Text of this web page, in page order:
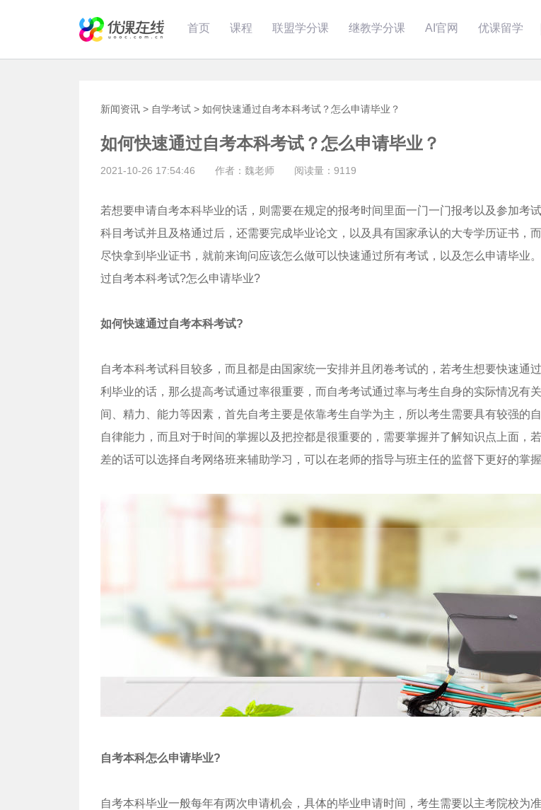
首页 课程 联盟学分课 继教学分课 AI官网 优课留学
新闻资讯 > 自学考试 > 如何快速通过自考本科考试？怎么申请毕业？
如何快速通过自考本科考试？怎么申请毕业？
2021-10-26 17:54:46 作者：魏老师 阅读量：9119
若想要申请自考本科毕业的话，则需要在规定的报考时间里面一门一门报考以及参加考
科目考试并且及格通过后，还需要完成毕业论文，以及具有国家承认的大专学历证书，
尽快拿到毕业证书，就前来询问应该怎么做可以快速通过所有考试，以及怎么申请毕业
过自考本科考试?怎么申请毕业?
如何快速通过自考本科考试?
自考本科考试科目较多，而且都是由国家统一安排并且闭卷考试的，若考生想要快速通
利毕业的话，那么提高考试通过率很重要，而自考考试通过率与考生自身的实际情况有
间、精力、能力等因素，首先自考主要是依靠考生自学为主，所以考生需要具有较强的
自律能力，而且对于时间的掌握以及把控都是很重要的，需要掌握并了解知识点上面，
差的话可以选择自考网络班来辅助学习，可以在老师的指导与班主任的监督下更好的掌握
自考本科怎么申请毕业?
自考本科毕业一般每年有两次申请机会，具体的毕业申请时间，考生需要以主考院校为